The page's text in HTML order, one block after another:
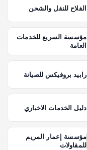
الفلاح للنقل والشحن
مؤسسة السريع للخدمات
العامة
رابيد بروفيكس للصيانة
دليل الخدمات الاخباري
مؤسسة إعمار المريم
للمقاولات